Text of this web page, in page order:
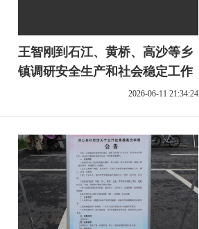
王智刚到石江、黄桥、高沙等乡
镇调研安全生产和社会稳定工作
2026-06-11 21:34:24